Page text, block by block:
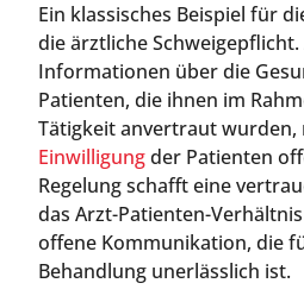
Ein klassisches Beispiel für
die ärztliche
Informationen über die
Patienten, die ihnen im
Tätigkeit anvertraut wurden,
Einwilligungder Patienten
Regelung schafft eine
das Arzt-Patienten-
offene Kommunikation, die
Behandlung unerlässlich ist.